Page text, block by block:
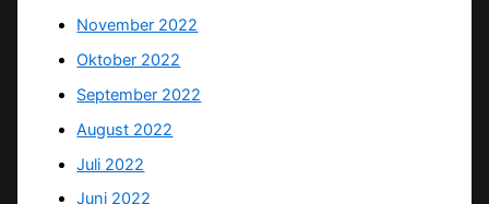
November 2022
Oktober 2022
September 2022
August 2022
Juli 2022
Juni 2022